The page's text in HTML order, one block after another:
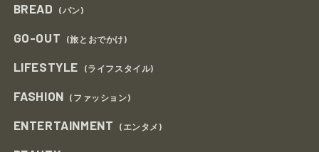
BREAD (パン)
GO-OUT (旅とおでかけ)
LIFESTYLE (ライフスタイル)
FASHION (ファッション)
ENTERTAINMENT (エンタメ)